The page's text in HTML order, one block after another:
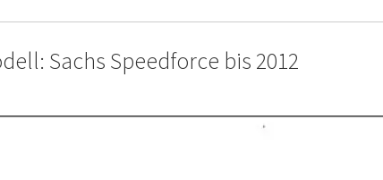
Sachs Speedforce bis 2012